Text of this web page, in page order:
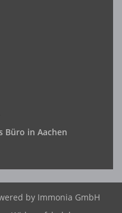
Büro in Aachen
by Immonia GmbH